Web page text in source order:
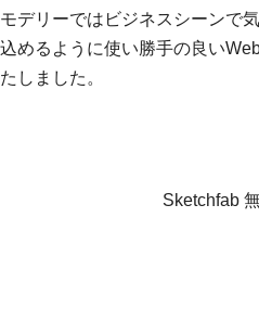
モデリーではビジネスシーンで
込めるように使い勝手の良い
たしました。
Sketchfab